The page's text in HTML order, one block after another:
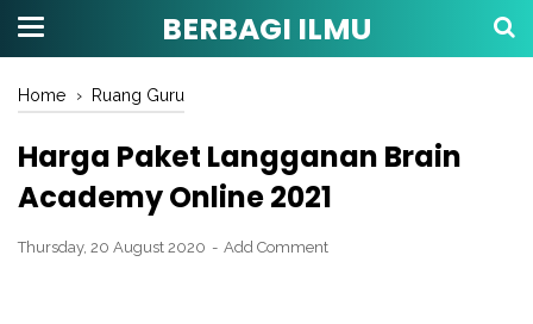
BERBAGI ILMU
Home › Ruang Guru
Harga Paket Langganan Brain
Academy Online 2021
Thursday, 20 August 2020 Add Comment